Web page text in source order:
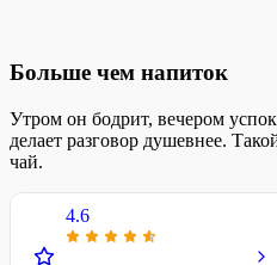
Больше чем напиток
Утром он бодрит, вечером
делает разговор душевнее.
чай.
4.6